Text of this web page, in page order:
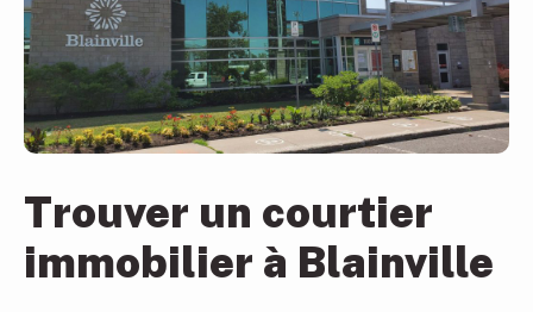
Trouver un courtier
immobilier à Blainville